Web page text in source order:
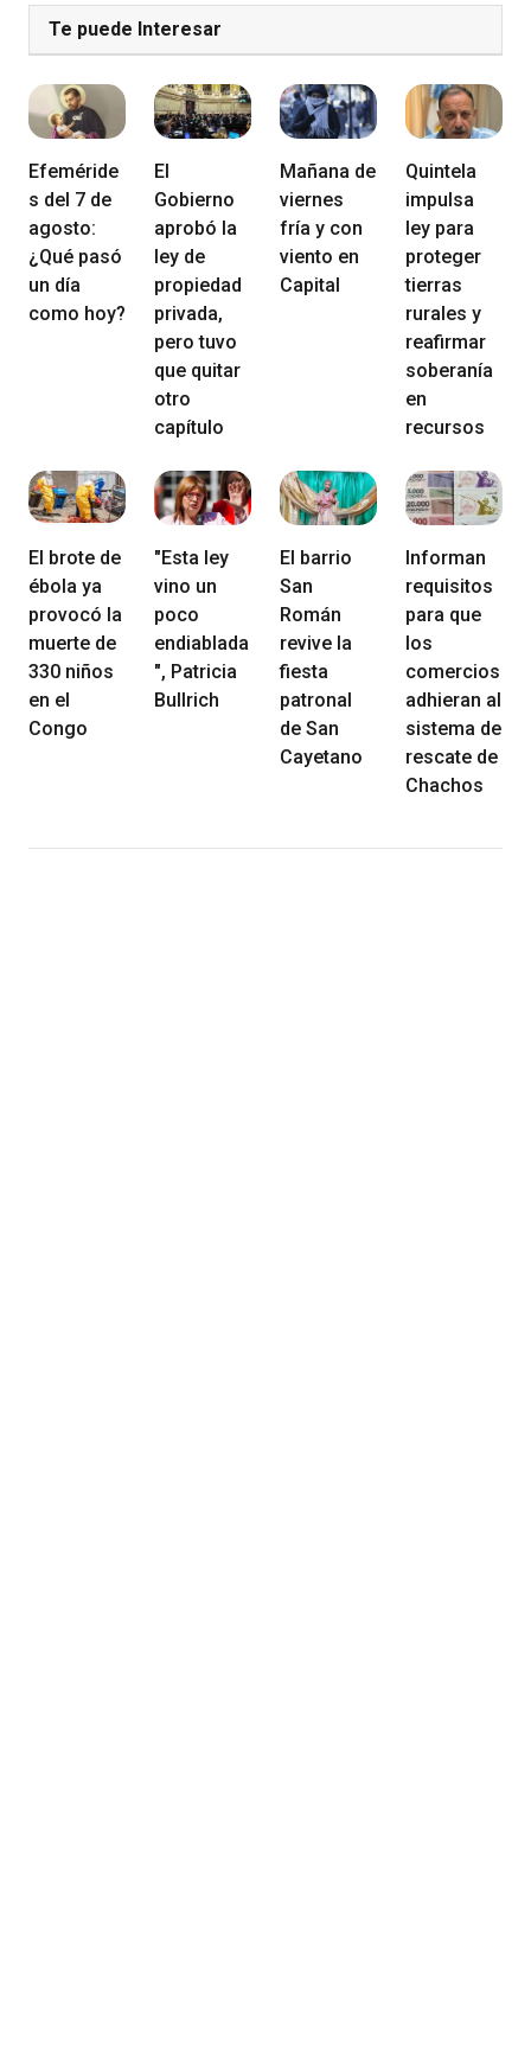
Te puede Interesar
Efeméride
s del 7 de
agosto:
¿Qué pasó
un día
como hoy?
El
Gobierno
aprobó la
ley de
propiedad
privada,
pero tuvo
que quitar
otro
capítulo
Mañana de
viernes
fría y con
viento en
Capital
Quintela
impulsa
ley para
proteger
tierras
rurales y
reafirmar
soberanía
en
recursos
El brote de
ébola ya
provocó la
muerte de
330 niños
en el
Congo
"Esta ley
vino un
poco
endiablada
", Patricia
Bullrich
El barrio
San
Román
revive la
fiesta
patronal
de San
Cayetano
Informan
requisitos
para que
los
comercios
adhieran al
sistema de
rescate de
Chachos